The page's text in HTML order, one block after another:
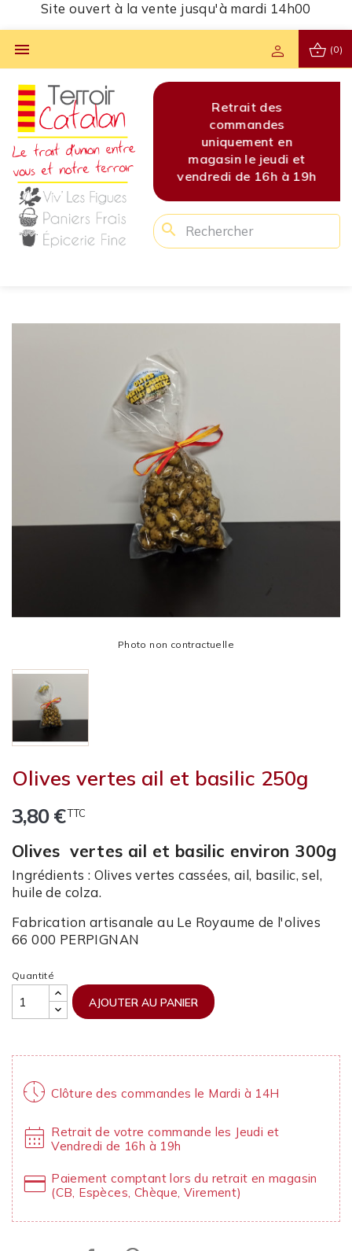
Site ouvert à la vente jusqu'à mardi 14h00
 shopping_basket (0)
person
et
19h
Site ouvert à la vente
jusqu'à mardi 14h00
Retrait des
commandes
uniquement en
magasin le jeudi et
vendredi de 16h à 19h
search
Photo non contractuelle
Olives vertes ail et basilic 250g
3,80 €TTC
Olives vertes ail et basilic environ 300g
Ingrédients : Olives vertes cassées, ail, basilic, sel,
huile de colza.
Fabrication artisanale au Le Royaume de l'olives
66 000 PERPIGNAN
Quantité
AJOUTER AU PANIER
nest_clock_farsight_analog Clôture des commandes le Mardi à 14H
calendar_month Retrait de votre commande les Jeudi et
Vendredi de 16h à 19h
credit_card Paiement comptant lors du retrait en magasin
(CB, Espèces, Chèque, Virement)